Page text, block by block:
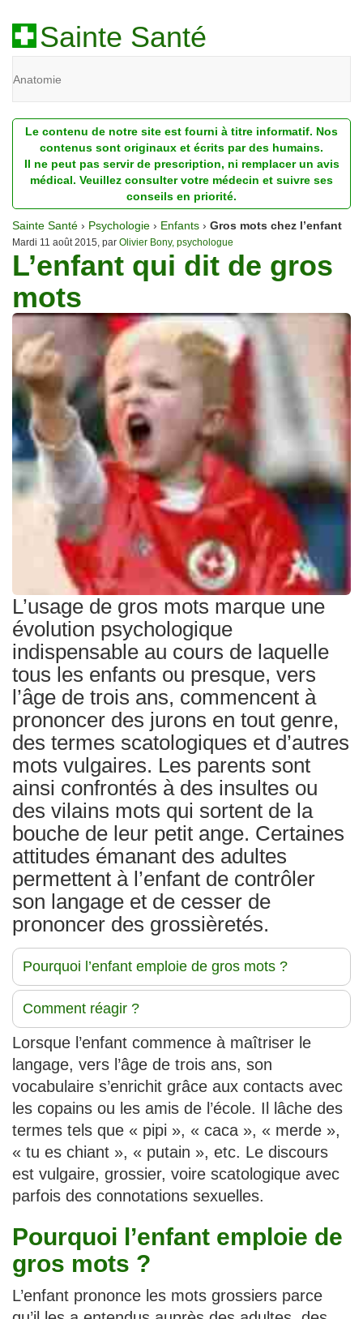
Sainte Santé
Anatomie
Diagnostic
Dossiers
Homéopathie
Nutrition
Pathologie
Psychologie
Recherches
Traitements
Le contenu de notre site est fourni à titre informatif. Nos
contenus sont originaux et écrits par des humains.
Il ne peut pas servir de prescription, ni remplacer un avis
médical. Veuillez consulter votre médecin et suivre ses
conseils en priorité.
Sainte Santé › Psychologie › Enfants › Gros mots chez l’enfant
Mardi 11 août 2015, par Olivier Bony, psychologue
L’enfant qui dit de gros
mots
L’usage de gros mots marque une
évolution psychologique
indispensable au cours de laquelle
tous les enfants ou presque, vers
l’âge de trois ans, commencent à
prononcer des jurons en tout genre,
des termes scatologiques et d’autres
mots vulgaires. Les parents sont
ainsi confrontés à des insultes ou
des vilains mots qui sortent de la
bouche de leur petit ange. Certaines
attitudes émanant des adultes
permettent à l’enfant de contrôler
son langage et de cesser de
prononcer des grossièretés.
Pourquoi l’enfant emploie de gros mots ?
Comment réagir ?
Lorsque l’enfant commence à maîtriser le
langage, vers l’âge de trois ans, son
vocabulaire s’enrichit grâce aux contacts avec
les copains ou les amis de l’école. Il lâche des
termes tels que « pipi », « caca », « merde »,
« tu es chiant », « putain », etc. Le discours
est vulgaire, grossier, voire scatologique avec
parfois des connotations sexuelles.
Pourquoi l’enfant emploie de
gros mots ?
L’enfant prononce les mots grossiers parce